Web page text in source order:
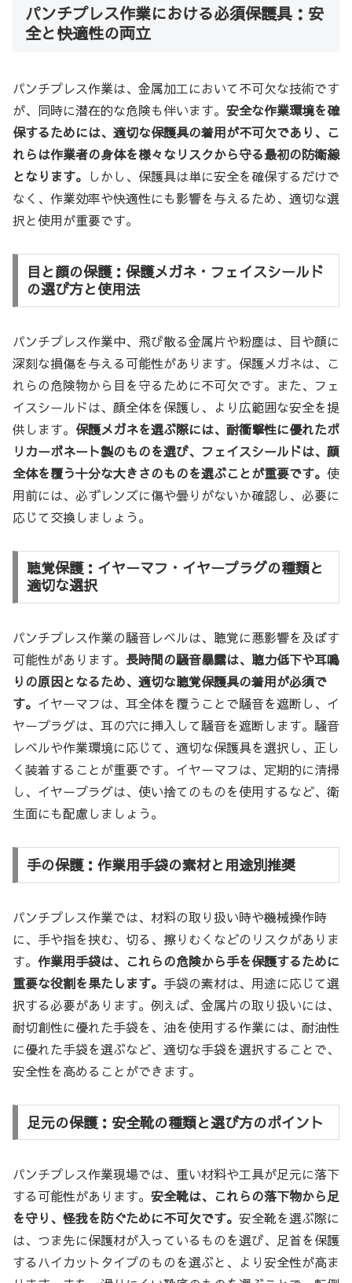
パンチプレス作業における必須保護具：安
全と快適性の両立
パンチプレス作業は、金属加工において不可欠な技術です
が、同時に潜在的な危険も伴います。 安全な作業環境を確
保するためには、適切な保護具の着用が不可欠であり、こ
れらは作業者の身体を様々なリスクから守る最初の防衛線
となります。 しかし、保護具は単に安全を確保するだけで
なく、作業効率や快適性にも影響を与えるため、適切な選
択と使用が重要です。
目と顔の保護：保護メガネ・フェイスシールド
の選び方と使用法
パンチプレス作業中、飛び散る金属片や粉塵は、目や顔に
深刻な損傷を与える可能性があります。保護メガネは、こ
れらの危険物から目を守るために不可欠です。また、フェ
イスシールドは、顔全体を保護し、より広範囲な安全を提
供します。 保護メガネを選ぶ際には、耐衝撃性に優れたポ
リカーボネート製のものを選び、フェイスシールドは、顔
全体を覆う十分な大きさのものを選ぶことが重要です。 使
用前には、必ずレンズに傷や曇りがないか確認し、必要に
応じて交換しましょう。
聴覚保護：イヤーマフ・イヤープラグの種類と
適切な選択
パンチプレス作業の騒音レベルは、聴覚に悪影響を及ぼす
可能性があります。 長時間の騒音暴露は、聴力低下や耳鳴
りの原因となるため、適切な聴覚保護具の着用が必須で
す。 イヤーマフは、耳全体を覆うことで騒音を遮断し、イ
ヤープラグは、耳の穴に挿入して騒音を遮断します。騒音
レベルや作業環境に応じて、適切な保護具を選択し、正し
く装着することが重要です。イヤーマフは、定期的に清掃
し、イヤープラグは、使い捨てのものを使用するなど、衛
生面にも配慮しましょう。
手の保護：作業用手袋の素材と用途別推奨
パンチプレス作業では、材料の取り扱い時や機械操作時
に、手や指を挟む、切る、擦りむくなどのリスクがありま
す。 作業用手袋は、これらの危険から手を保護するために
重要な役割を果たします。 手袋の素材は、用途に応じて選
択する必要があります。例えば、金属片の取り扱いには、
耐切創性に優れた手袋を、油を使用する作業には、耐油性
に優れた手袋を選ぶなど、適切な手袋を選択することで、
安全性を高めることができます。
足元の保護：安全靴の種類と選び方のポイント
パンチプレス作業現場では、重い材料や工具が足元に落下
する可能性があります。 安全靴は、これらの落下物から足
を守り、怪我を防ぐために不可欠です。 安全靴を選ぶ際に
は、つま先に保護材が入っているものを選び、足首を保護
するハイカットタイプのものを選ぶと、より安全性が高ま